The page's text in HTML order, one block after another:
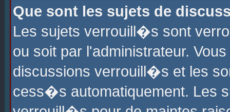
Que sont les sujets de
Les sujets verrouill�s sont
ou soit par l'administrateur.
discussions verrouill�s et les
cess�s automatiquement. Les